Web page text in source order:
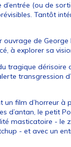
(ou de
Tantôt
ouvrage de
à explorer sa
tragique
transgression
un film d’horreur
d’antan, le petit
masticatoire - le
- et avec un